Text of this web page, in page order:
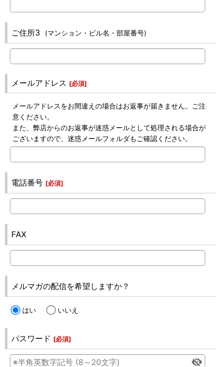
ご住所3 (マンション・ビル名・部屋番号)
メールアドレス [必須]
メールアドレスをお間違えの場合はお返事が届きません。ご注
意ください。
また、弊店からのお返事が迷惑メールとして処理される場合が
ございますので、迷惑メールフォルダもご確認ください。
電話番号 [必須]
FAX
メルマガの配信を希望しますか？
はい いいえ
パスワード [必須]